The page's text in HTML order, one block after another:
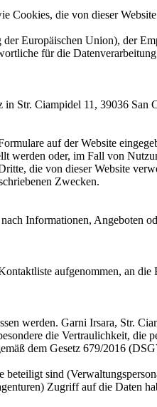
Cookies, die von dieser
Europäischen Union), der
für die
Str. Ciampidel 11, 39036 San
auf der Website
oder, im Fall von
die von dieser Website
Zwecken.
Informationen, Angeboten
aufgenommen, an
werden. Garni Irsara, Str.
die Vertraulichkeit, die
dem Gesetz 679/2016
sind
Zugriff auf die Daten